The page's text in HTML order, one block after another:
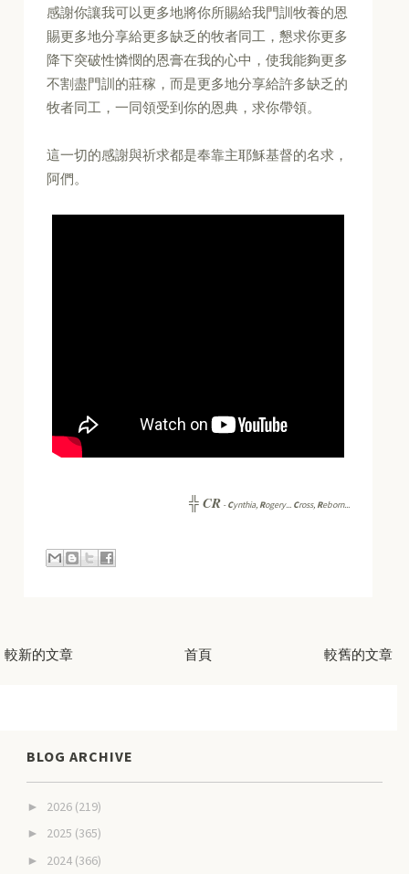
感謝你讓我可以更多地將你所賜給我門訓牧養的恩
賜更多地分享給更多缺乏的牧者同工，懇求你更多
降下突破性憐憫的恩膏在我的心中，使我能夠更多
不割盡門訓的莊稼，而是更多地分享給許多缺乏的
牧者同工，一同領受到你的恩典，求你帶領。
這一切的感謝與祈求都是奉靠主耶穌基督的名求，
阿們。
╬CR -Cynthia, Rogery... Cross, Reborn...
較新的文章 較舊的文章
首頁
BLOG ARCHIVE
► 2026 (219)
► 2025 (365)
► 2024 (366)